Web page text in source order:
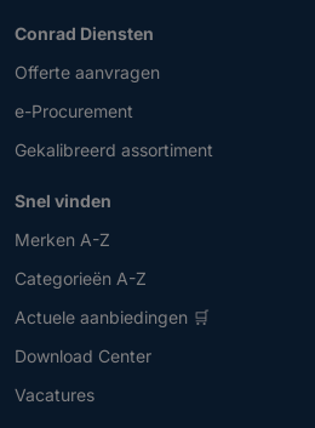
Conrad Diensten
Offerte aanvragen
e-Procurement
Gekalibreerd assortiment
Snel vinden
Merken A-Z
Categorieën A-Z
Actuele aanbiedingen 🛒
Download Center
Vacatures